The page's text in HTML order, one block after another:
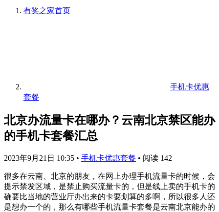
有奖之家首页
手机卡优惠
套餐
北京办流量卡在哪办？云南北京禁区能办
的手机卡套餐汇总
2023年9月21日 10:35 • 手机卡优惠套餐 • 阅读 142
很多在云南、北京的朋友，在网上办理手机流量卡的时候，会
提示禁发区域，是禁止购买流量卡的，但是线上卖的手机卡的
确要比当地的营业厅办出来的卡要划算的多啊，所以很多人还
是想办一个的，那么有哪些手机流量卡套餐是云南北京能办的